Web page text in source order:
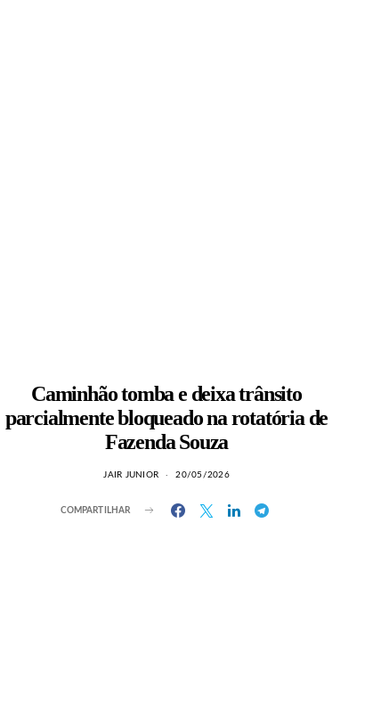
Caminhão tomba e deixa trânsito
parcialmente bloqueado na rotatória de
Fazenda Souza
JAIR JUNIOR 20/05/2026
COMPARTILHAR